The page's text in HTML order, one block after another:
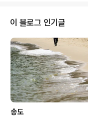
이 블로그 인기글
송도